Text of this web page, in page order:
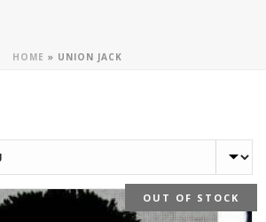
HOME » UNION JACK
OUT OF STOCK